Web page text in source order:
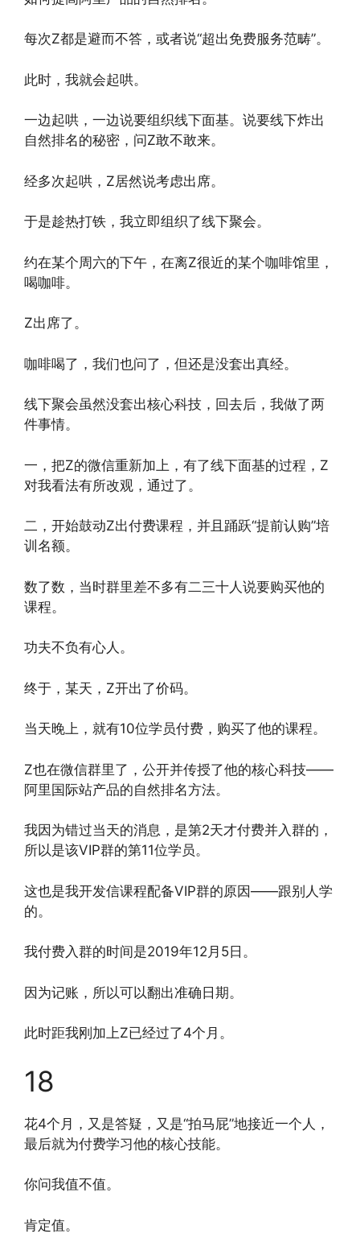
每次Z都是避而不答，或者说“超出免费服务范畴”。
此时，我就会起哄。
一边起哄，一边说要组织线下面基。说要线下炸出
自然排名的秘密，问Z敢不敢来。
经多次起哄，Z居然说考虑出席。
于是趁热打铁，我立即组织了线下聚会。
约在某个周六的下午，在离Z很近的某个咖啡馆里，
喝咖啡。
Z出席了。
咖啡喝了，我们也问了，但还是没套出真经。
线下聚会虽然没套出核心科技，回去后，我做了两
件事情。
一，把Z的微信重新加上，有了线下面基的过程，Z
对我看法有所改观，通过了。
二，开始鼓动Z出付费课程，并且踊跃“提前认购”培
训名额。
数了数，当时群里差不多有二三十人说要购买他的
课程。
功夫不负有心人。
终于，某天，Z开出了价码。
当天晚上，就有10位学员付费，购买了他的课程。
Z也在微信群里了，公开并传授了他的核心科技——
阿里国际站产品的自然排名方法。
我因为错过当天的消息，是第2天才付费并入群的，
所以是该VIP群的第11位学员。
这也是我开发信课程配备VIP群的原因——跟别人学
的。
我付费入群的时间是2019年12月5日。
因为记账，所以可以翻出准确日期。
此时距我刚加上Z已经过了4个月。
18
花4个月，又是答疑，又是“拍马屁”地接近一个人，
最后就为付费学习他的核心技能。
你问我值不值。
肯定值。